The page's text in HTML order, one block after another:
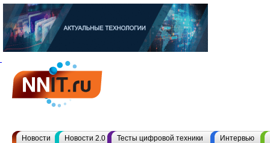
Новости Новости 2.0 Тесты цифровой техники Интервью